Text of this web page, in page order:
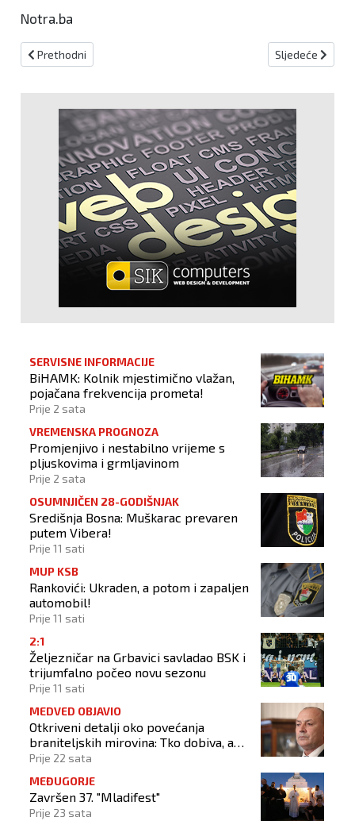
Notra.ba
Prethodni članak: Radarske kontrole za 9. rujna
Prethodni Sljedeći
Sljedeće
SERVISNE INFORMACIJE
BiHAMK: Kolnik mjestimično vlažan,
pojačana frekvencija prometa!
Prije 2 sata
VREMENSKA PROGNOZA
Promjenjivo i nestabilno vrijeme s
pljuskovima i grmljavinom
Prije 2 sata
OSUMNJIČEN 28-GODIŠNJAK
Središnja Bosna: Muškarac prevaren
putem Vibera!
Prije 11 sati
MUP KSB
Rankovići: Ukraden, a potom i zapaljen
automobil!
Prije 11 sati
2:1
Željezničar na Grbavici savladao BSK i
trijumfalno počeo novu sezonu
Prije 11 sati
MEDVED OBJAVIO
Otkriveni detalji oko povećanja
braniteljskih mirovina: Tko dobiva, a
tko ne
Prije 22 sata
MEĐUGORJE
Završen 37. "Mladifest"
Prije 23 sata